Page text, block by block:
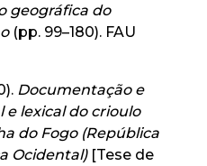
geográfica do
(pp. 99–180). FAU
Documentação e
e lexical do crioulo
do Fogo (República
Ocidental)[Tese de